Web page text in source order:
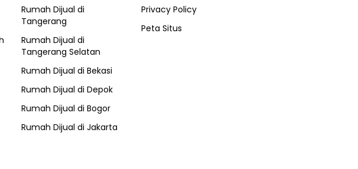
Rumah Dijual di
Tangerang
Rumah Dijual di
Tangerang Selatan
Rumah Dijual di Bekasi
Rumah Dijual di Depok
Rumah Dijual di Bogor
Rumah Dijual di Jakarta
Privacy Policy
Peta Situs